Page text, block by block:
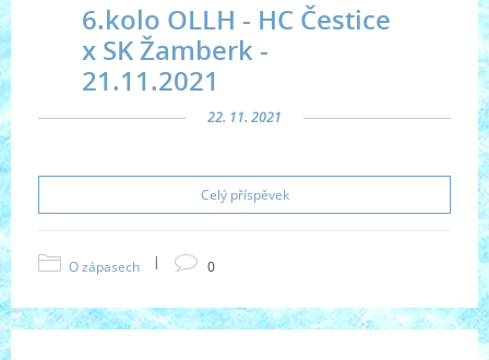
6.kolo OLLH - HC Čestice
x SK Žamberk -
21.11.2021
22. 11. 2021
Celý příspěvek
O zápasech | 0